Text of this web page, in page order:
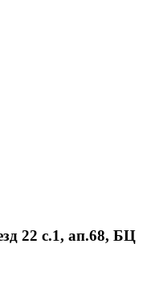
22 с.1, aп.68, БЦ